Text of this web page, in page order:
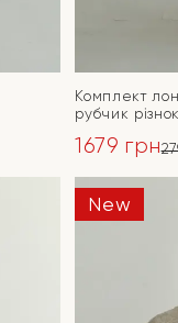
Комплект
рубчик
ціна:
2799 грн.
1679 грн
Поточна
ціна:
1679 грн.
New